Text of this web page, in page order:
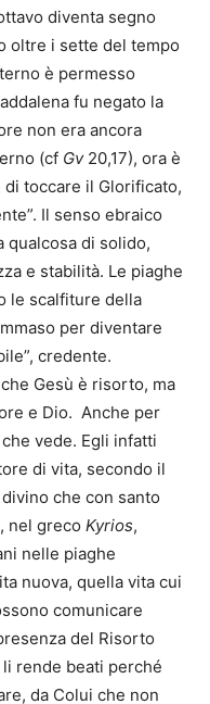
diventa segno
oltre i sette del tempo
è permesso
fu negato la
non era ancora
(cf Gv20,17), ora è
di toccare il Glorificato,
Il senso ebraico
qualcosa di solido,
e stabilità. Le piaghe
le scalfiture della
per diventare
credente.
Gesù è risorto, ma
e Dio. Anche per
vede. Egli infatti
di vita, secondo il
che con santo
, nel greco Kyrios,
nelle piaghe
nuova, quella vita cui
comunicare
del Risorto
rende beati perché
da Colui che non